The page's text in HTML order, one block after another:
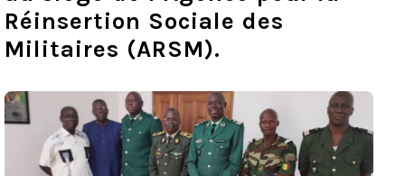
Réinsertion Sociale des
Militaires (ARSM).